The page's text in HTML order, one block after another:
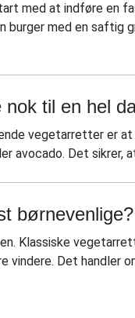
med at indføre en
burger med en
til en hel
vegetarretter er
avocado. Det
børnevenlige?
Klassiske
vindere. Det handler